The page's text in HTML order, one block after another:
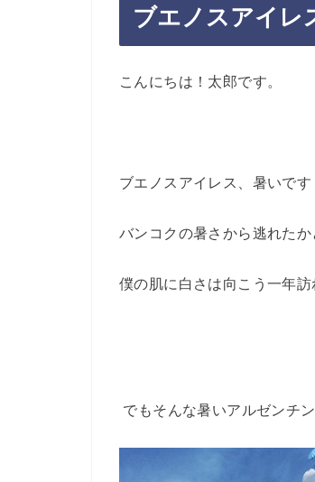
ブエノスアイレ
こんにちは！太郎です。
ブエノスアイレス、暑いです
バンコクの暑さから逃れた
僕の肌に白さは向こう一年
でもそんな暑いアルゼンチ